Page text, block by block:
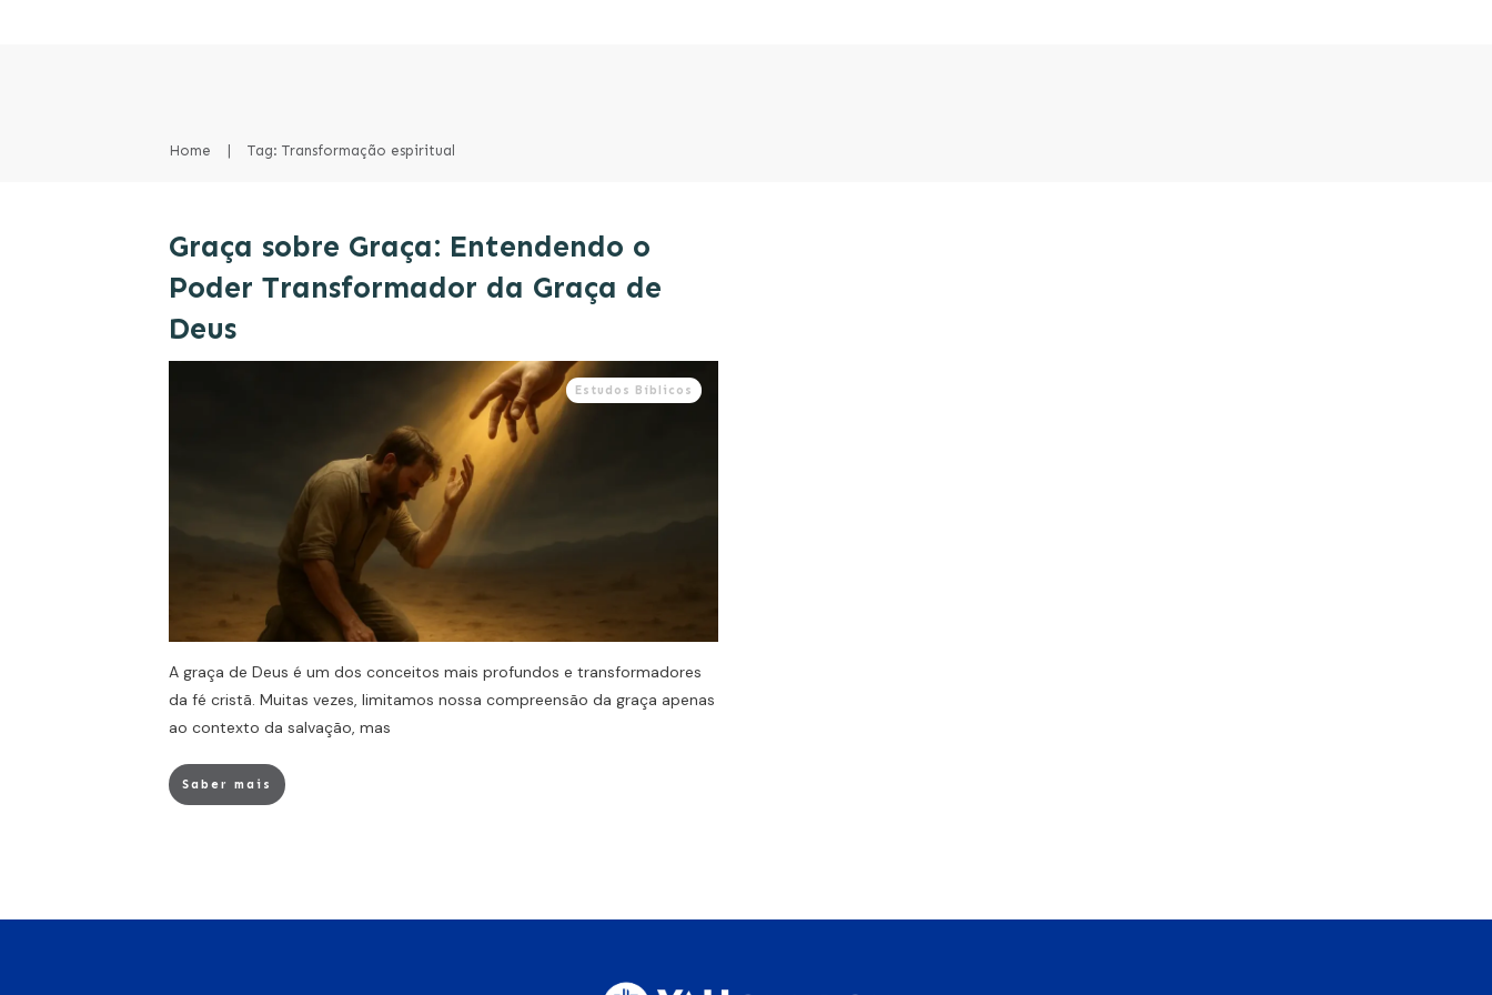
Home Tag: Transformação espiritual
Graça sobre Graça: Entendendo o
Poder Transformador da Graça de
Deus
Estudos Bíblicos
A graça de Deus é um dos conceitos mais profundos e transformadores
da fé cristã. Muitas vezes, limitamos nossa compreensão da graça apenas
ao contexto da salvação, mas
Saber mais